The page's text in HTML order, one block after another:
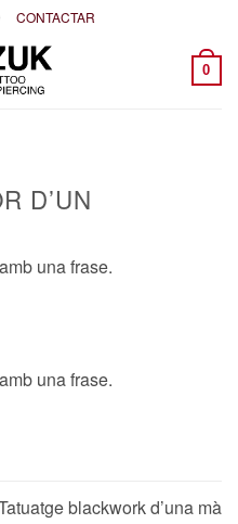
CONTACTAR
0
D’UN
una frase.
una frase.
blackwork d’una mà